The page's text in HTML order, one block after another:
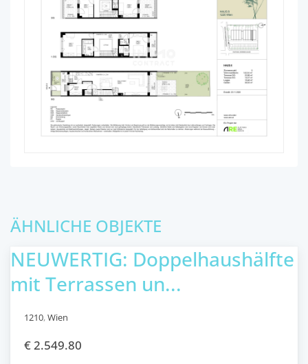
ÄHNLICHE OBJEKTE
NEUWERTIG: Doppelhaushälfte
mit Terrassen un...
1210,Wien
€ 2.549.80